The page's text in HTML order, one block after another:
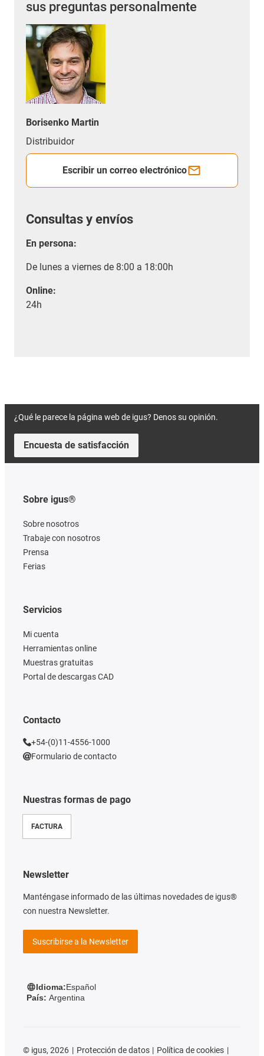
sus preguntas personalmente
Borisenko Martin
Distribuidor
Escribir un correo electrónico
Consultas y envíos
En persona:
De lunes a viernes de 8:00 a 18:00h
Online:
24h
¿Qué le parece la página web de igus? Denos su opinión.
Encuesta de satisfacción
Sobre igus®
Sobre nosotros
Trabaje con nosotros
Prensa
Ferias
Nuestras formas de pago
FACTURA
Servicios
Mi cuenta
Herramientas online
Muestras gratuitas
Portal de descargas CAD
Contacto
+54-(0)11-4556-1000
Formulario de contacto
Newsletter
Manténgase informado de las últimas novedades de igus®
con nuestra Newsletter.
Suscribirse a la Newsletter
Idioma:Español
País: Argentina
© igus, 2026 Protección de datos
Política de cookies